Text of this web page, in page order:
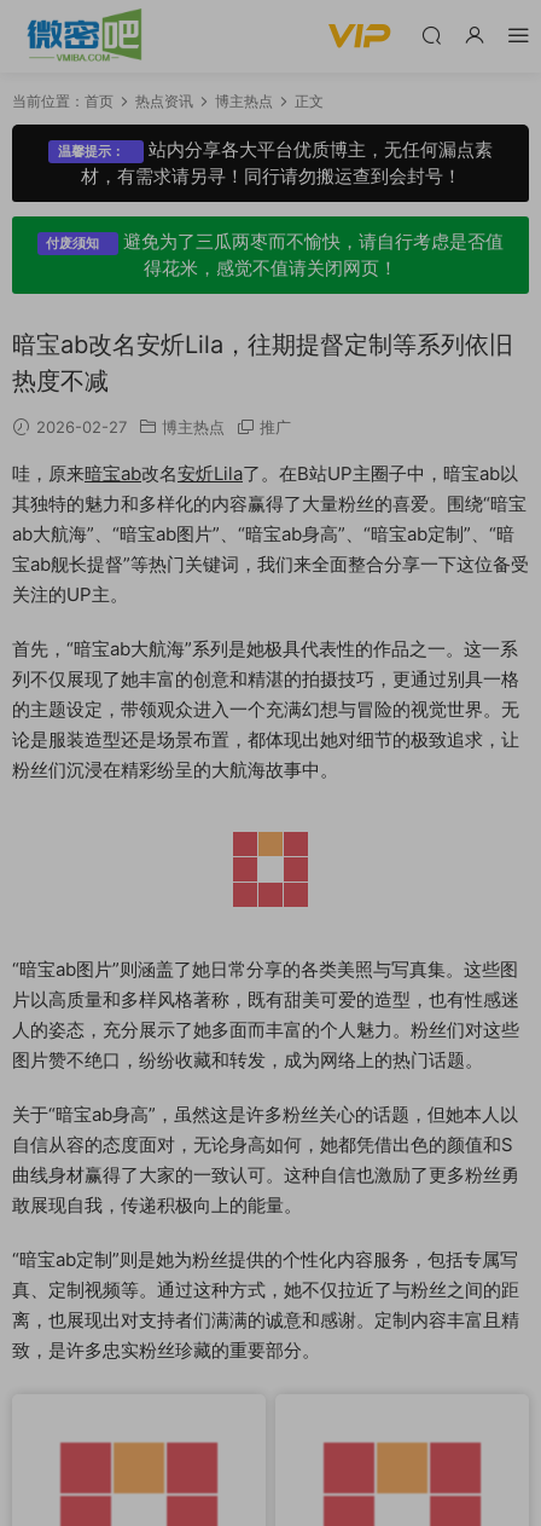
当前位置： 首页 热点资讯 博主热点 正文
温馨提示：
站内分享各大平台优质博主，无任何漏点素
材，有需求请另寻！同行请勿搬运查到会封号！
付废须知
避免为了三瓜两枣而不愉快，请自行考虑是否值
得花米，感觉不值请关闭网页！
暗宝ab改名安炘Lila，往期提督定制等系列依旧
热度不减
2026-02-27 博主热点 推广
哇，原来暗宝ab改名安炘Lila了。在B站UP主圈子中，暗宝ab以
其独特的魅力和多样化的内容赢得了大量粉丝的喜爱。围绕“暗宝
ab大航海”、“暗宝ab图片”、“暗宝ab身高”、“暗宝ab定制”、“暗
宝ab舰长提督”等热门关键词，我们来全面整合分享一下这位备受
关注的UP主。
首先，“暗宝ab大航海”系列是她极具代表性的作品之一。这一系
列不仅展现了她丰富的创意和精湛的拍摄技巧，更通过别具一格
的主题设定，带领观众进入一个充满幻想与冒险的视觉世界。无
论是服装造型还是场景布置，都体现出她对细节的极致追求，让
粉丝们沉浸在精彩纷呈的大航海故事中。
“暗宝ab图片”则涵盖了她日常分享的各类美照与写真集。这些图
片以高质量和多样风格著称，既有甜美可爱的造型，也有性感迷
人的姿态，充分展示了她多面而丰富的个人魅力。粉丝们对这些
图片赞不绝口，纷纷收藏和转发，成为网络上的热门话题。
关于“暗宝ab身高”，虽然这是许多粉丝关心的话题，但她本人以
自信从容的态度面对，无论身高如何，她都凭借出色的颜值和S
曲线身材赢得了大家的一致认可。这种自信也激励了更多粉丝勇
敢展现自我，传递积极向上的能量。
“暗宝ab定制”则是她为粉丝提供的个性化内容服务，包括专属写
真、定制视频等。通过这种方式，她不仅拉近了与粉丝之间的距
离，也展现出对支持者们满满的诚意和感谢。定制内容丰富且精
致，是许多忠实粉丝珍藏的重要部分。